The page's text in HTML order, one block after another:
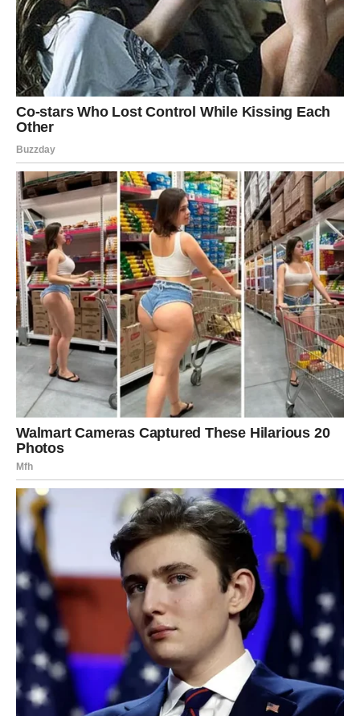
dela i podršku koju pruža.
Jarac je partner na kojeg se možete osloniti.
Vodolija – Muškarac koji
razmišlja drugačije
Muškarac Vodolija je originalan, inteligentan i često
pomalo nepredvidiv. On voli slobodu i nezavisnost.
U ljubavi traži partnerku koja razume njegovu
individualnost i koja može deliti njegove ideje i viziju
života.
Vodolija je muškarac koji često razmišlja drugačije od
drugih i koji voli da pomera granice.
Ribe – Muškarac romantik
Muškarac Ribe je emotivan, kreativan i veoma
romantičan. On veruje u duboku povezanost i često ima
bogat unutrašnji svet.
U ljubavi je nežan i pažljiv. Ribe često pokazuju emocije
kroz sitne gestove i pažnju prema osobi koju vole.
Njegova empatija i razumevanje čine ga jednim od
najosetljivijih znakova zodijaka.